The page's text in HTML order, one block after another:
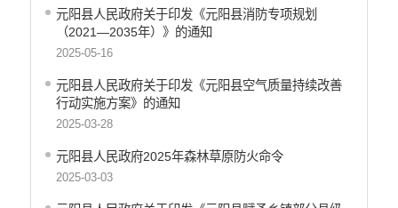
元阳县人民政府关于印发《元阳县消防专项规划
（2021—2035年）》的通知
2025-05-16
元阳县人民政府关于印发《元阳县空气质量持续改善
行动实施方案》的通知
2025-03-28
元阳县人民政府2025年森林草原防火命令
2025-03-03